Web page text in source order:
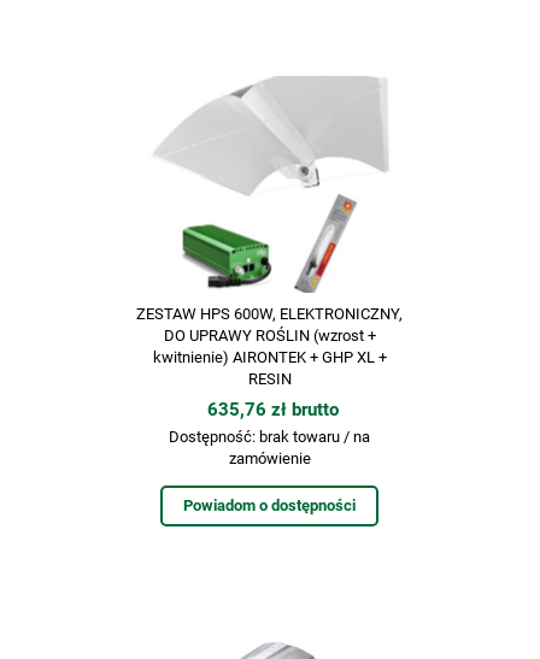
ZESTAW HPS 600W, ELEKTRONICZNY,
DO UPRAWY ROŚLIN (wzrost +
kwitnienie) AIRONTEK + GHP XL +
RESIN
635,76 zł brutto
Dostępność: brak towaru / na
zamówienie
Powiadom o dostępności